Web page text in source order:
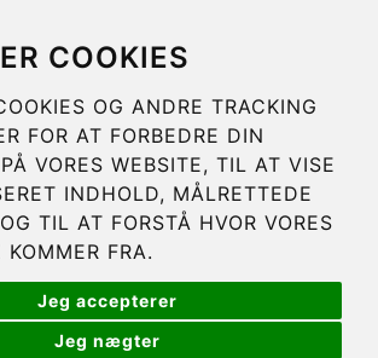
COOKIES
OG ANDRE TRACKING
FOR AT FORBEDRE DIN
VORES WEBSITE, TIL AT VISE
INDHOLD, MÅLRETTEDE
TIL AT FORSTÅ HVOR VORES
FRA.
Jeg accepterer
Jeg nægter